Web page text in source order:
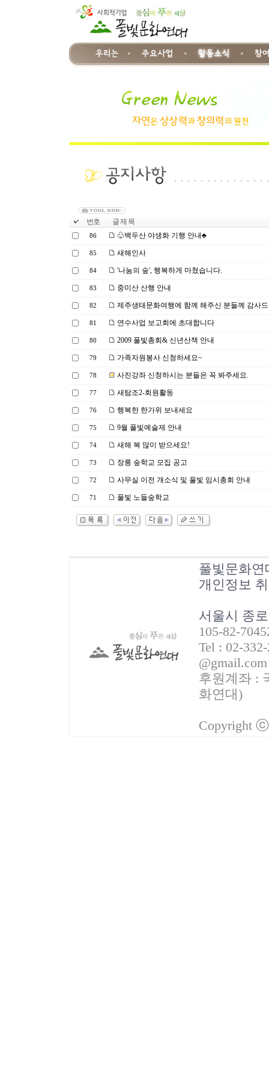
번호 글 제 목
86 ♧백두산 야생화 기행 안내♣
85 새해인사
84 '나눔의 숲', 행복하게 마쳤습니다.
83 중미산 산행 안내
82 제주생태문화여행에 함께 해주신 분들께 감사
81 연수사업 보고회에 초대합니다
80 2009 풀빛총회& 신년산책 안내
79 가족자원봉사 신청하세요~
78 사진강좌 신청하시는 분들은 꼭 봐주세요.
77 새탐조2-회원활동
76 행복한 한가위 보내세요
75 9월 풀빛예술제 안내
74 새해 복 많이 받으세요!
73 장릉 숲학교 모집 공고
72 사무실 이전 개소식 및 풀빛 임시총회 안내
71 풀빛 노들숲학교
풀빛문화연
개인정보
서울시 종
105-82-
Tel : 02-
@gmail.com
후원계좌 :
화연대)
Copyright